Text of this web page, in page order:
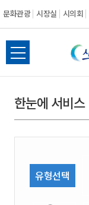
문화관광 시장실 시의회
전
체
뉴
열
한눈에 서비스
유형선택